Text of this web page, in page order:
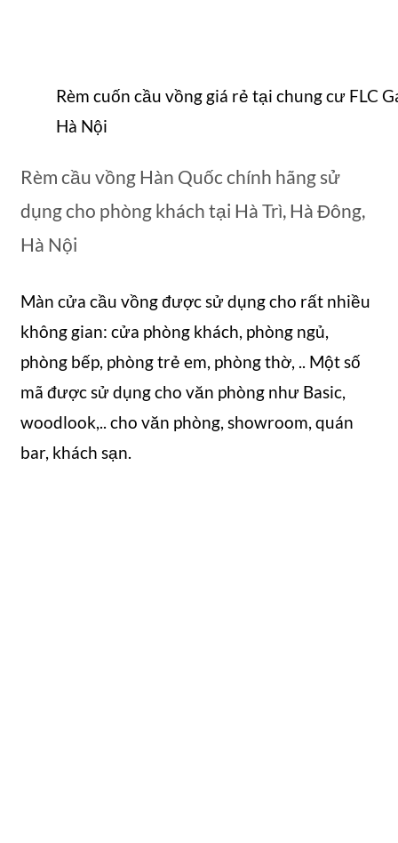
Rèm cuốn cầu vồng giá rẻ tại chung cư FLC
Hà Nội
Rèm cầu vồng Hàn Quốc chính hãng sử
dụng cho phòng khách tại Hà Trì, Hà Đông,
Hà Nội
Màn cửa cầu vồng được sử dụng cho rất nhiều
không gian: cửa phòng khách, phòng ngủ,
phòng bếp, phòng trẻ em, phòng thờ, .. Một số
mã được sử dụng cho văn phòng như Basic,
woodlook,.. cho văn phòng, showroom, quán
bar, khách sạn.